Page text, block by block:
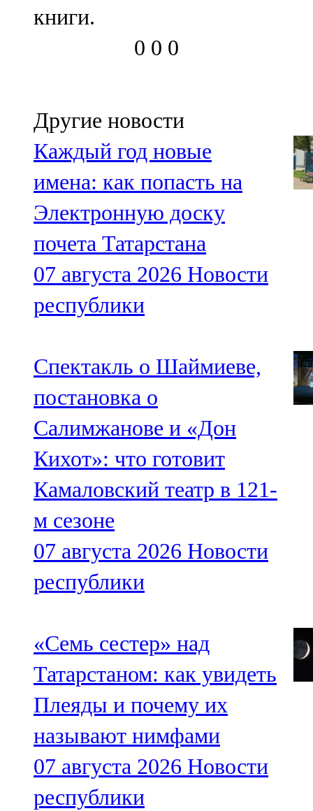
книги.
0 0 0
Другие новости
Каждый год новые
имена: как попасть на
Электронную доску
почета Татарстана
07 августа 2026 Новости
республики
Спектакль о Шаймиеве,
постановка о
Салимжанове и «Дон
Кихот»: что готовит
Камаловский театр в 121-
м сезоне
07 августа 2026 Новости
республики
«Семь сестер» над
Татарстаном: как увидеть
Плеяды и почему их
называют нимфами
07 августа 2026 Новости
республики